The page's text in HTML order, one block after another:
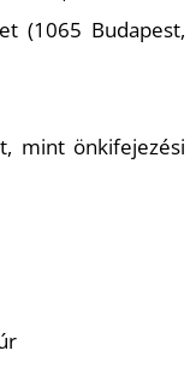
(1065 Budapest,
mint önkifejezési